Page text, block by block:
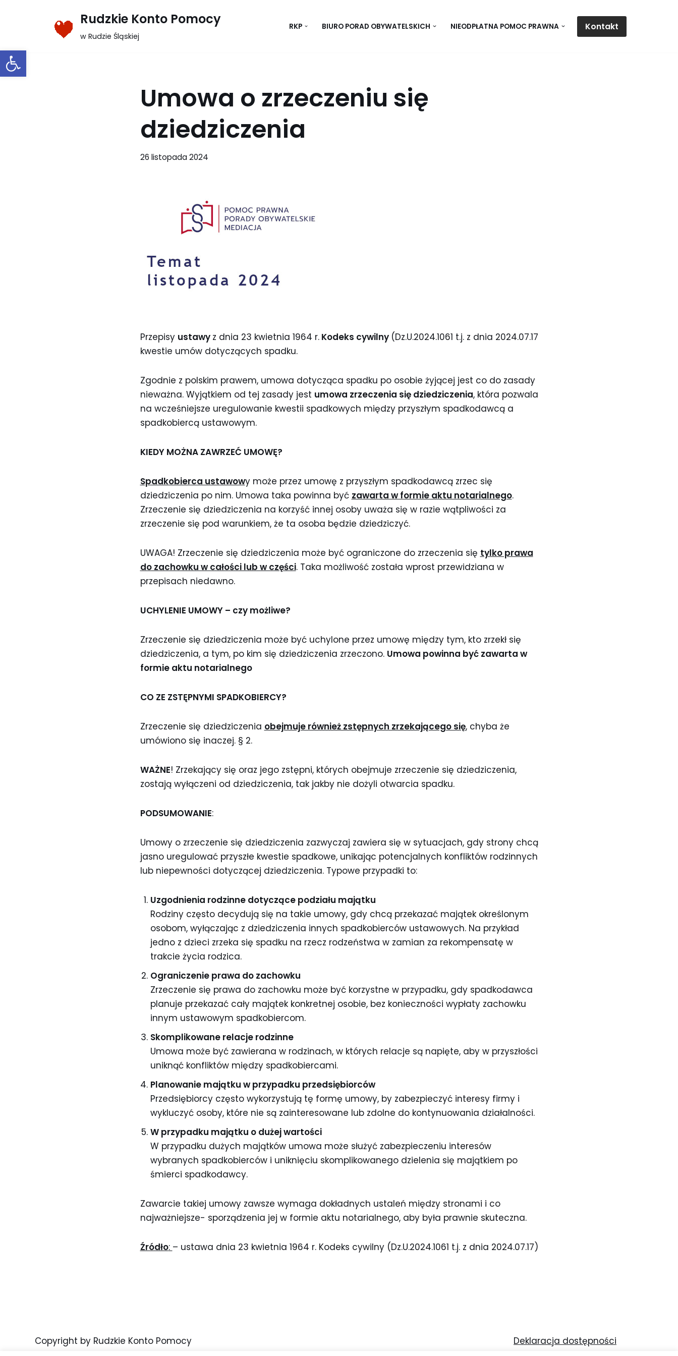
Otwórz pasek narzędzi
treści
Rudzkie Konto Pomocy
w Rudzie Śląskiej
RKP BIURO PORAD OBYWATELSKICH NIEODPŁATNA POMOC PRAWNA Kontakt
Umowa o zrzeczeniu się
dziedziczenia
26 listopada 2024
Przepisy ustawy z dnia 23 kwietnia 1964 r.Kodeks cywilny (Dz.U.2024.1061 t.j. z dnia 2024.07.17
kwestie umów dotyczących spadku.
Zgodnie z polskim prawem, umowa dotycząca spadku po osobie żyjącej jest co do zasady
nieważna. Wyjątkiem od tej zasady jest umowa zrzeczenia się dziedziczenia, która pozwala
na wcześniejsze uregulowanie kwestii spadkowych między przyszłym spadkodawcą a
spadkobiercą ustawowym.
KIEDY MOŻNA ZAWRZEĆ UMOWĘ?
Spadkobierca ustawowy może przez umowę z przyszłym spadkodawcą zrzec się
dziedziczenia po nim. Umowa taka powinna być zawarta w formie aktu notarialnego.
Zrzeczenie się dziedziczenia na korzyść innej osoby uważa się w razie wątpliwości za
zrzeczenie się pod warunkiem, że ta osoba będzie dziedziczyć.
UWAGA! Zrzeczenie się dziedziczenia może być ograniczone do zrzeczenia się tylko prawa
do zachowku w całości lub w części. Taka możliwość została wprost przewidziana w
przepisach niedawno.
UCHYLENIE UMOWY – czy możliwe?
Zrzeczenie się dziedziczenia może być uchylone przez umowę między tym, kto zrzekł się
dziedziczenia, a tym, po kim się dziedziczenia zrzeczono. Umowa powinna być zawarta w
formie aktu notarialnego
CO ZE ZSTĘPNYMI SPADKOBIERCY?
Zrzeczenie się dziedziczenia obejmuje również zstępnych zrzekającego się, chyba że
umówiono się inaczej. § 2.
WAŻNE! Zrzekający się oraz jego zstępni, których obejmuje zrzeczenie się dziedziczenia,
zostają wyłączeni od dziedziczenia, tak jakby nie dożyli otwarcia spadku.
PODSUMOWANIE:
Umowy o zrzeczenie się dziedziczenia zazwyczaj zawiera się w sytuacjach, gdy strony chcą
jasno uregulować przyszłe kwestie spadkowe, unikając potencjalnych konfliktów rodzinnych
lub niepewności dotyczącej dziedziczenia. Typowe przypadki to:
Uzgodnienia rodzinne dotyczące podziału majątku
Rodziny często decydują się na takie umowy, gdy chcą przekazać majątek określonym
osobom, wyłączając z dziedziczenia innych spadkobierców ustawowych. Na przykład
jedno z dzieci zrzeka się spadku na rzecz rodzeństwa w zamian za rekompensatę w
trakcie życia rodzica.
Ograniczenie prawa do zachowku
Zrzeczenie się prawa do zachowku może być korzystne w przypadku, gdy spadkodawca
planuje przekazać cały majątek konkretnej osobie, bez konieczności wypłaty zachowku
innym ustawowym spadkobiercom.
Skomplikowane relacje rodzinne
Umowa może być zawierana w rodzinach, w których relacje są napięte, aby w przyszłości
uniknąć konfliktów między spadkobiercami.
Planowanie majątku w przypadku przedsiębiorców
Przedsiębiorcy często wykorzystują tę formę umowy, by zabezpieczyć interesy firmy i
wykluczyć osoby, które nie są zainteresowane lub zdolne do kontynuowania działalności.
W przypadku majątku o dużej wartości
W przypadku dużych majątków umowa może służyć zabezpieczeniu interesów
wybranych spadkobierców i uniknięciu skomplikowanego dzielenia się majątkiem po
śmierci spadkodawcy.
Zawarcie takiej umowy zawsze wymaga dokładnych ustaleń między stronami i co
najważniejsze- sporządzenia jej w formie aktu notarialnego, aby była prawnie skuteczna.
Źródło: – ustawa dnia 23 kwietnia 1964 r. Kodeks cywilny (Dz.U.2024.1061 t.j. z dnia 2024.07.17)
Copyright by Rudzkie Konto Pomocy Deklaracja dostępności